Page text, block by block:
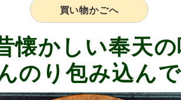
買い物かごへ
懐かしい奉天の
のり包み込ん